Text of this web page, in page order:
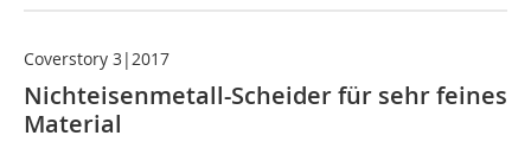
Coverstory 3|2017
Nichteisenmetall-Scheider für sehr feines
Material